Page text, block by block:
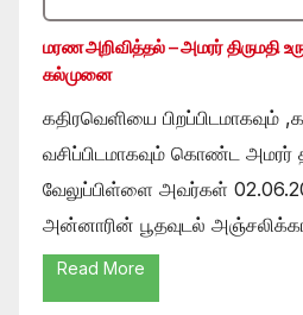
மரண அறிவித்தல் – அமரர் திருமதி
கல்முனை
கதிரவெளியை
வசிப்பிடமாகவும் கொண்ட அமரர்
வேலுப்பிள்ளை அவர்கள்
அன்னாரின் பூதவுடல்
Read More